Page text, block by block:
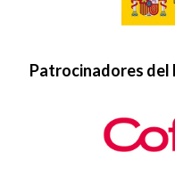
Patrocinadores del